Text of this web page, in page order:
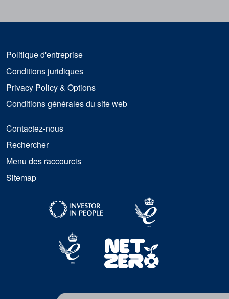
Politique d'entreprise
Conditions juridiques
Privacy Policy & Options
Conditions générales du site web
Contactez-nous
Rechercher
Menu des raccourcis
Sitemap